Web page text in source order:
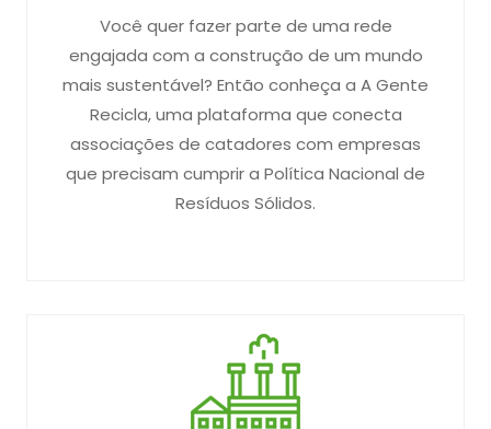
Você quer fazer parte de uma rede
engajada com a construção de um mundo
mais sustentável? Então conheça a A Gente
Recicla, uma plataforma que conecta
associações de catadores com empresas
que precisam cumprir a Política Nacional de
Resíduos Sólidos.